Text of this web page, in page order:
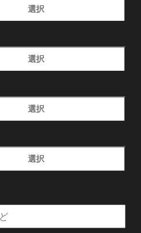
選択
選択
選択
選択